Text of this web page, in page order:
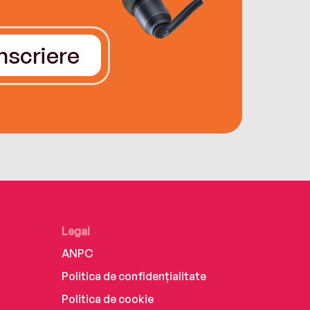
Legal
ANPC
Politica de confidențialitate
Politica de cookie